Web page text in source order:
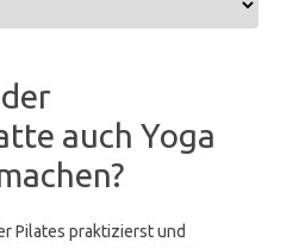
auch Yoga
Pilates praktizierst und